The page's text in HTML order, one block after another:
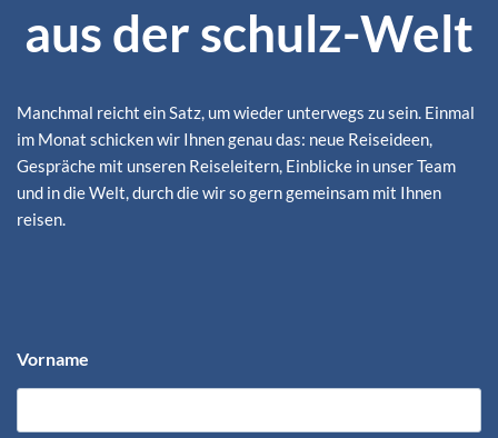
aus der schulz-Welt
Manchmal reicht ein Satz, um wieder unterwegs zu sein. Einmal
im Monat schicken wir Ihnen genau das: neue Reiseideen,
Gespräche mit unseren Reiseleitern, Einblicke in unser Team
und in die Welt, durch die wir so gern gemeinsam mit Ihnen
reisen.
Vorname